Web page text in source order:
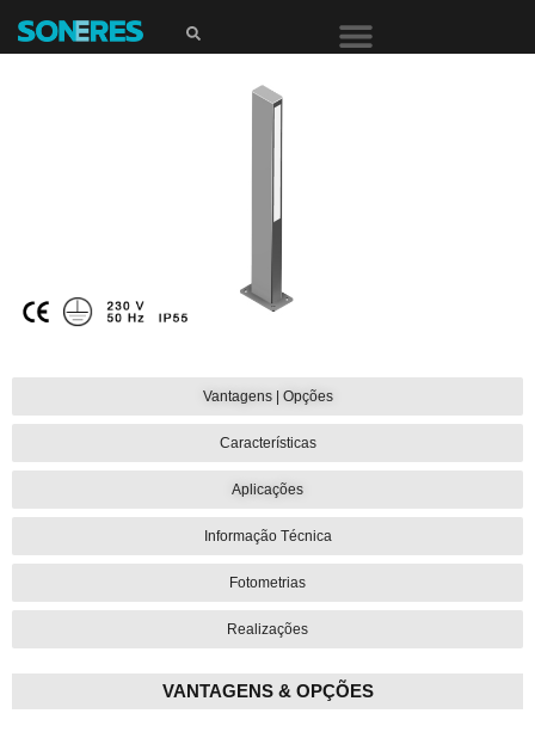
elegante e
dividir.
PDF
Vantagens | Opções
Características
Aplicações
Informação Técnica
Fotometrias
Realizações
VANTAGENS & OPÇÕES